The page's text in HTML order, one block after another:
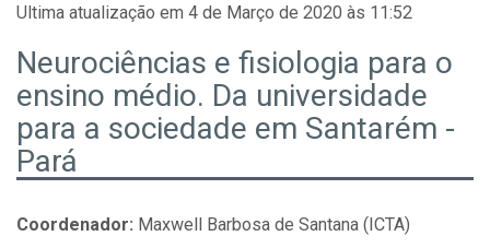
Ultima atualização em 4 de Março de 2020 às 11:52
Neurociências e fisiologia para o
ensino médio. Da universidade
para a sociedade em Santarém -
Pará
Coordenador: Maxwell Barbosa de Santana (ICTA)